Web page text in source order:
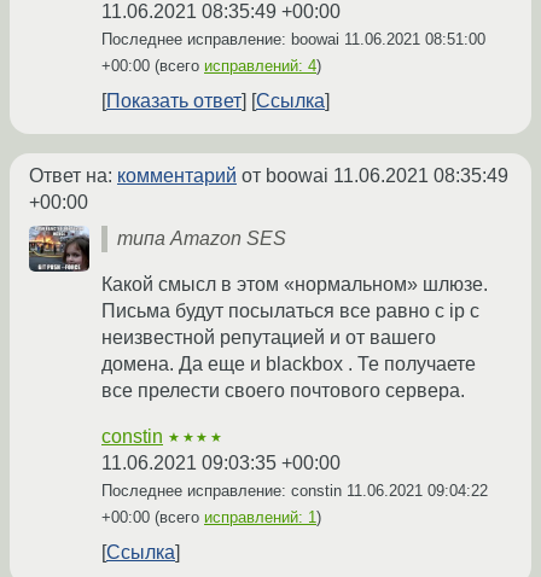
11.06.2021 08:35:49 +00:00
Последнее исправление: boowai 11.06.2021 08:51:00
+00:00 (всего исправлений: 4)
Показать ответ Ссылка
Ответ на: комментарий от boowai 11.06.2021 08:35:49
+00:00
типа Amazon SES
Какой смысл в этом «нормальном» шлюзе.
Письма будут посылаться все равно с ip с
неизвестной репутацией и от вашего
домена. Да еще и blackbox . Те получаете
все прелести своего почтового сервера.
constin ★★★★
11.06.2021 09:03:35 +00:00
Последнее исправление: constin 11.06.2021 09:04:22
+00:00 (всего исправлений: 1)
Ссылка